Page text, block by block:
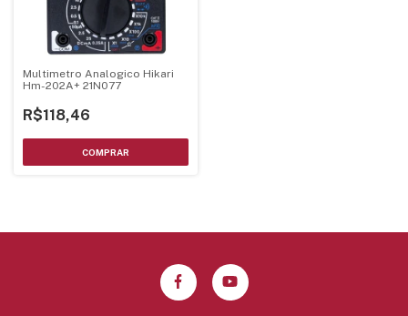
Multimetro Analogico Hikari
Hm-202A+ 21N077
R$118,46